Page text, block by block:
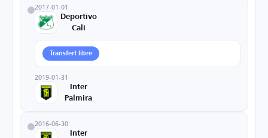
2017-01-01
Deportivo
Cali
Transfert libre
2019-01-31
Inter
Palmira
2016-06-30
Inter